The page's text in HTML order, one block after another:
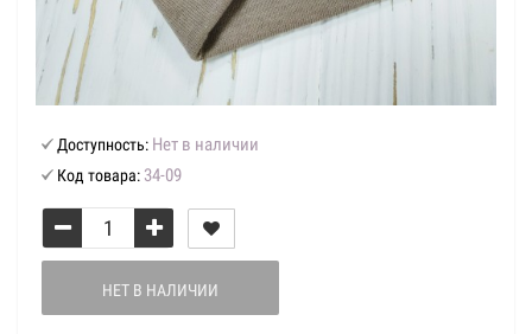
Доступность: Нет в наличии
Код товара: 34-09
НЕТ В НАЛИЧИИ